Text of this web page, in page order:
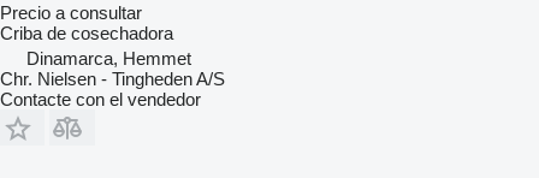
Precio a consultar
Criba de cosechadora
Dinamarca, Hemmet
Chr. Nielsen - Tingheden A/S
Contacte con el vendedor